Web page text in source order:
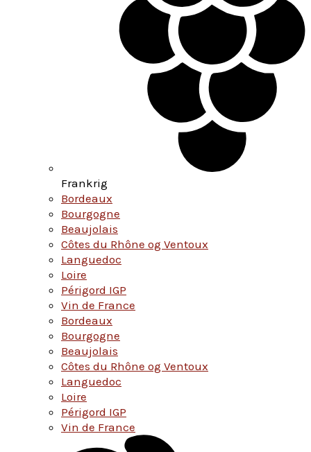
Frankrig
Bordeaux
Bourgogne
Beaujolais
Côtes du Rhône og Ventoux
Languedoc
Loire
Périgord IGP
Vin de France
Bordeaux
Bourgogne
Beaujolais
Côtes du Rhône og Ventoux
Languedoc
Loire
Périgord IGP
Vin de France